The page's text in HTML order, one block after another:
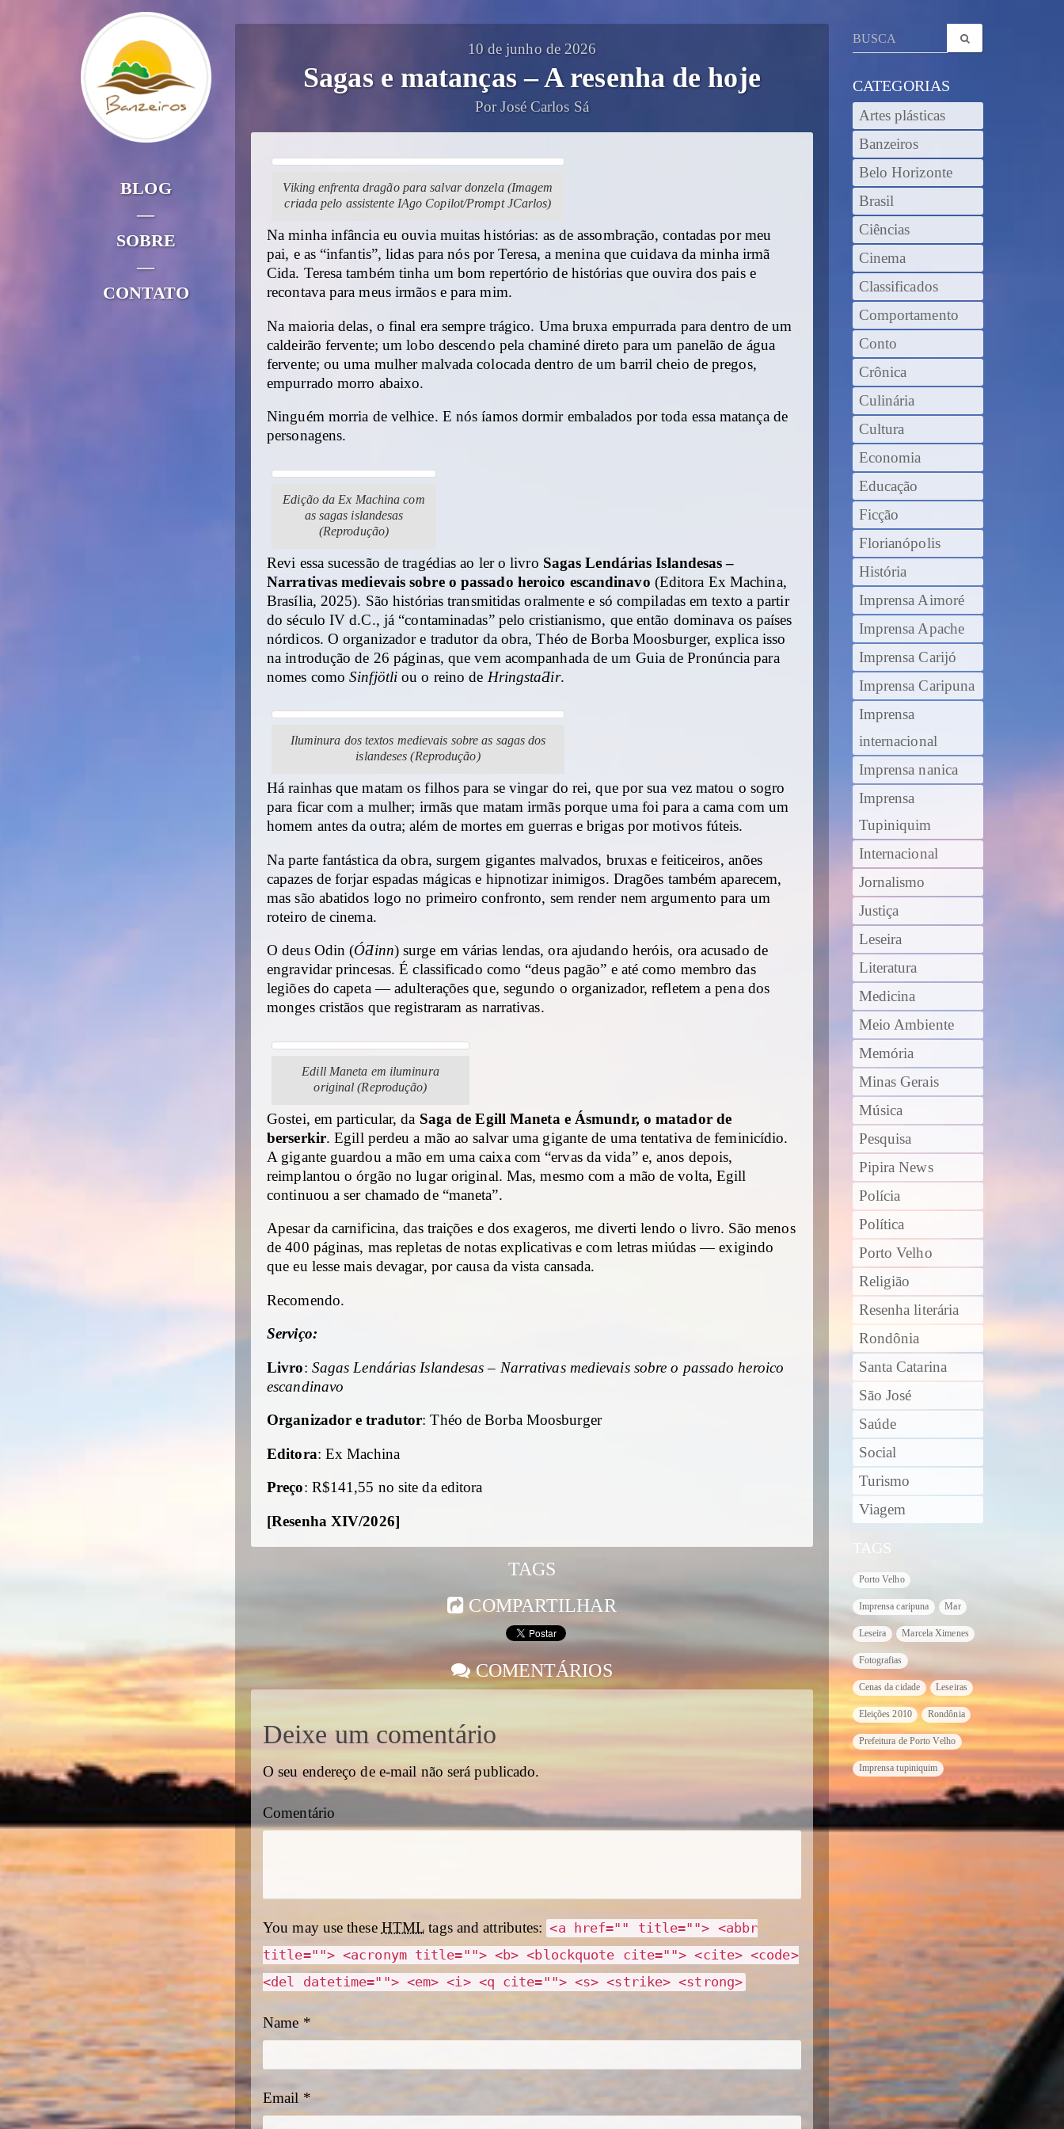
BLOG
—
SOBRE
—
CONTATO
10 de junho de 2026
Sagas e matanças – A resenha de hoje
Por José Carlos Sá
Viking enfrenta dragão para salvar donzela (Imagem
criada pelo assistente IAgo Copilot/Prompt JCarlos)
Na minha infância eu ouvia muitas histórias: as de assombração, contadas por meu
pai, e as “infantis”, lidas para nós por Teresa, a menina que cuidava da minha irmã
Cida. Teresa também tinha um bom repertório de histórias que ouvira dos pais e
recontava para meus irmãos e para mim.
Na maioria delas, o final era sempre trágico. Uma bruxa empurrada para dentro de um
caldeirão fervente; um lobo descendo pela chaminé direto para um panelão de água
fervente; ou uma mulher malvada colocada dentro de um barril cheio de pregos,
empurrado morro abaixo.
Ninguém morria de velhice. E nós íamos dormir embalados por toda essa matança de
personagens.
Edição da Ex Machina com
as sagas islandesas
(Reprodução)
Revi essa sucessão de tragédias ao ler o livro Sagas Lendárias Islandesas –
Narrativas medievais sobre o passado heroico escandinavo (Editora Ex Machina,
Brasília, 2025). São histórias transmitidas oralmente e só compiladas em texto a partir
do século IV d.C., já “contaminadas” pelo cristianismo, que então dominava os países
nórdicos. O organizador e tradutor da obra, Théo de Borba Moosburger, explica isso
na introdução de 26 páginas, que vem acompanhada de um Guia de Pronúncia para
nomes comoSinfjötli ou o reino de HringstaƋir.
Iluminura dos textos medievais sobre as sagas dos
islandeses (Reprodução)
Há rainhas que matam os filhos para se vingar do rei, que por sua vez matou o sogro
para ficar com a mulher; irmãs que matam irmãs porque uma foi para a cama com um
homem antes da outra; além de mortes em guerras e brigas por motivos fúteis.
Na parte fantástica da obra, surgem gigantes malvados, bruxas e feiticeiros, anões
capazes de forjar espadas mágicas e hipnotizar inimigos. Dragões também aparecem,
mas são abatidos logo no primeiro confronto, sem render nem argumento para um
roteiro de cinema.
O deus Odin (ÓƋinn) surge em várias lendas, ora ajudando heróis, ora acusado de
engravidar princesas. É classificado como “deus pagão” e até como membro das
legiões do capeta — adulterações que, segundo o organizador, refletem a pena dos
monges cristãos que registraram as narrativas.
Edill Maneta em iluminura
original (Reprodução)
Gostei, em particular, da Saga de Egill Maneta e Ásmundr, o matador de
berserkir. Egill perdeu a mão ao salvar uma gigante de uma tentativa de feminicídio.
A gigante guardou a mão em uma caixa com “ervas da vida” e, anos depois,
reimplantou o órgão no lugar original. Mas, mesmo com a mão de volta, Egill
continuou a ser chamado de “maneta”.
Apesar da carnificina, das traições e dos exageros, me diverti lendo o livro. São menos
de 400 páginas, mas repletas de notas explicativas e com letras miúdas — exigindo
que eu lesse mais devagar, por causa da vista cansada.
Recomendo.
Serviço:
Livro: Sagas Lendárias Islandesas – Narrativas medievais sobre o passado heroico
escandinavo
Organizador e tradutor: Théo de Borba Moosburger
Editora: Ex Machina
Preço: R$141,55 no site da editora
[Resenha XIV/2026]
TAGS
COMPARTILHAR
COMENTÁRIOS
Deixe um comentário
O seu endereço de e-mail não será publicado.
Comentário
You may use these HTML tags and attributes: <a href="" title=""> <abbr
title=""> <acronym title=""> <b> <blockquote cite=""> <cite> <code>
<del datetime=""> <em> <i> <q cite=""> <s> <strike> <strong>
Name *
Email *
CATEGORIAS
Artes plásticas
Banzeiros
Belo Horizonte
Brasil
Ciências
Cinema
Classificados
Comportamento
Conto
Crônica
Culinária
Cultura
Economia
Educação
Ficção
Florianópolis
História
Imprensa Aimoré
Imprensa Apache
Imprensa Carijó
Imprensa Caripuna
Imprensa
internacional
Imprensa nanica
Imprensa
Tupiniquim
Internacional
Jornalismo
Justiça
Leseira
Literatura
Medicina
Meio Ambiente
Memória
Minas Gerais
Música
Pesquisa
Pipira News
Polícia
Política
Porto Velho
Religião
Resenha literária
Rondônia
Santa Catarina
São José
Saúde
Social
Turismo
Viagem
TAGS
Porto Velho
Imprensa caripuna Mar
Leseira Marcela Ximenes
Fotografias
Cenas da cidade Leseiras
Eleições 2010 Rondônia
Prefeitura de Porto Velho
Imprensa tupiniquim